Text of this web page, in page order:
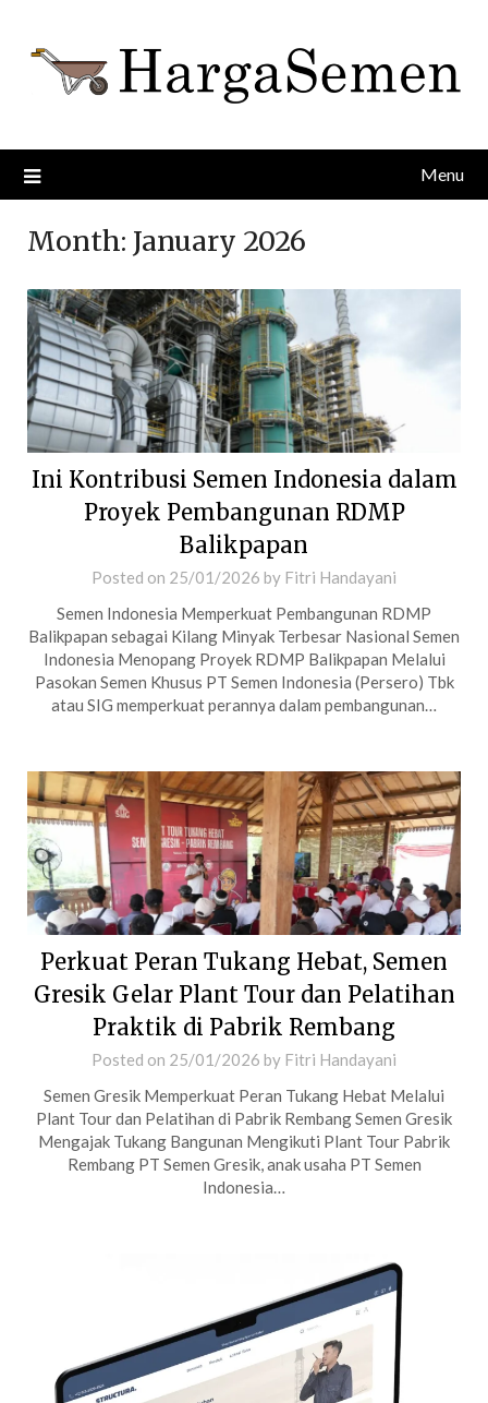
content
Menu
Month: January 2026
Ini Kontribusi Semen Indonesia dalam
Proyek Pembangunan RDMP
Balikpapan
Posted on 25/01/2026 by Fitri Handayani
Semen Indonesia Memperkuat Pembangunan RDMP
Balikpapan sebagai Kilang Minyak Terbesar Nasional Semen
Indonesia Menopang Proyek RDMP Balikpapan Melalui
Pasokan Semen Khusus PT Semen Indonesia (Persero) Tbk
atau SIG memperkuat perannya dalam pembangunan…
Perkuat Peran Tukang Hebat, Semen
Gresik Gelar Plant Tour dan Pelatihan
Praktik di Pabrik Rembang
Posted on 25/01/2026 by Fitri Handayani
Semen Gresik Memperkuat Peran Tukang Hebat Melalui
Plant Tour dan Pelatihan di Pabrik Rembang Semen Gresik
Mengajak Tukang Bangunan Mengikuti Plant Tour Pabrik
Rembang PT Semen Gresik, anak usaha PT Semen
Indonesia…